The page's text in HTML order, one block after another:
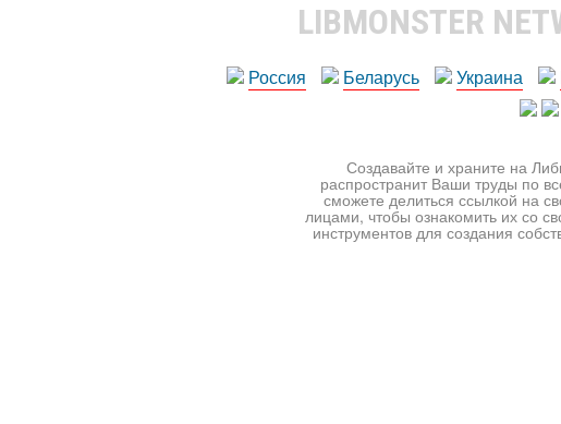
LIBMONSTER
Россия Беларусь Украина
Создавайте и храните на
распространит Ваши труды по
сможете делиться ссылкой на
лицами, чтобы ознакомить их со
инструментов для создания